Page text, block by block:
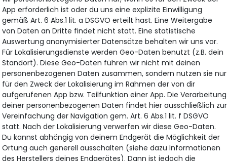
App erforderlich ist oder du uns eine explizite Einwilligung
gemäß Art. 6 Abs.1 lit. a DSGVO erteilt hast. Eine Weitergabe
von Daten an Dritte findet nicht statt. Eine statistische
Auswertung anonymisierter Datensätze behalten wir uns vor.
Für Lokalisierungsdienste werden Geo-Daten benutzt (z.B. dein
Standort). Diese Geo-Daten führen wir nicht mit deinen
personenbezogenen Daten zusammen, sondern nutzen sie nur
für den Zweck der Lokalisierung im Rahmen der von dir
aufgerufenen App bzw. Teilfunktion einer App. Die Verarbeitung
deiner personenbezogenen Daten findet hier ausschließlich zur
Vereinfachung der Navigation gem. Art. 6 Abs.1 lit. f DSGVO
statt. Nach der Lokalisierung verwerfen wir diese Geo-Daten.
Du kannst abhängig von deinem Endgerät die Möglichkeit der
Ortung auch generell ausschalten (siehe dazu Informationen
des Herstellers deines Endgerätes). Dann ist jedoch die